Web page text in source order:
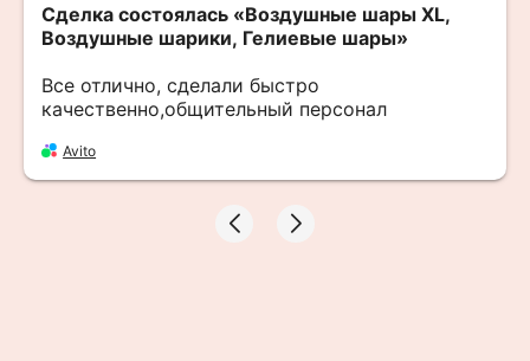
Сделка состоялась «Воздушные шары XL,
Воздушные шарики, Гелиевые шары»
Все отлично, сделали быстро
качественно,общительный персонал
Avito